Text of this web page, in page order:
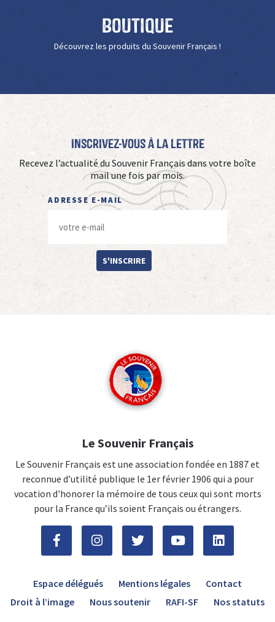
Boutique
Découvrez les produits du Souvenir Français !
Inscrivez-vous à La Lettre
Recevez l’actualité du Souvenir Français dans votre boîte
mail une fois par mois.
ADRESSE E-MAIL
S'INSCRIRE
Le Souvenir Français
Le Souvenir Français est une association fondée en 1887 et
reconnue d’utilité publique le 1er février 1906 qui a pour
vocation d'honorer la mémoire de tous ceux qui sont morts
pour la France qu’ils soient Français ou étrangers.
Espace délégués Mentions légales
Contact
Droit à l’image
Nous soutenir RAFI-SF Nos statuts